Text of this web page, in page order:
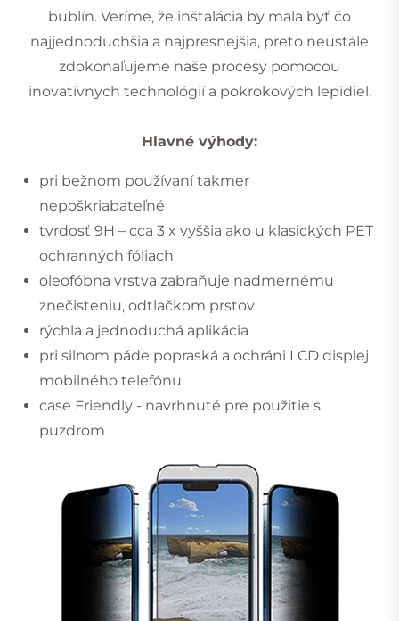
bublín. Veríme, že inštalácia by mala byť čo
najjednoduchšia a najpresnejšia, preto neustále
zdokonaľujeme naše procesy pomocou
inovatívnych technológií a pokrokových lepidiel.
Hlavné výhody:
pri bežnom používaní takmer
nepoškriabateľné
tvrdosť 9H – cca 3 x vyššia ako u klasických PET
ochranných fóliach
oleofóbna vrstva zabraňuje nadmernému
znečisteniu, odtlačkom prstov
rýchla a jednoduchá aplikácia
pri silnom páde popraská a ochráni LCD displej
mobilného telefónu
case Friendly - navrhnuté pre použitie s
puzdrom